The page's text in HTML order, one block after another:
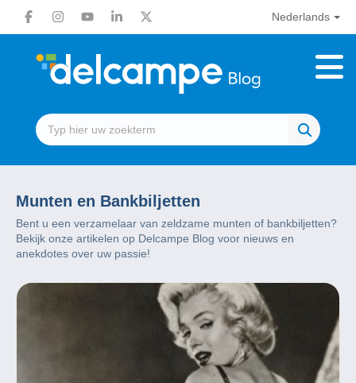
Nederlands
Munten en Bankbiljetten
Bent u een verzamelaar van zeldzame munten of bankbiljetten?
Bekijk onze artikelen op Delcampe Blog voor nieuws en
anekdotes over uw passie!